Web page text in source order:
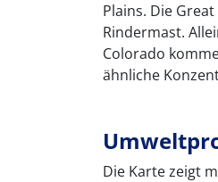
Plains. Die
Rindermast.
Colorado
ähnliche
Die Karte zeigt